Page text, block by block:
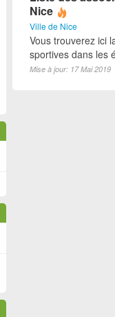
Nice
Ville de Nice
Vous trouverez ici
sportives dans les
Mise à jour: 17 Mai 2019